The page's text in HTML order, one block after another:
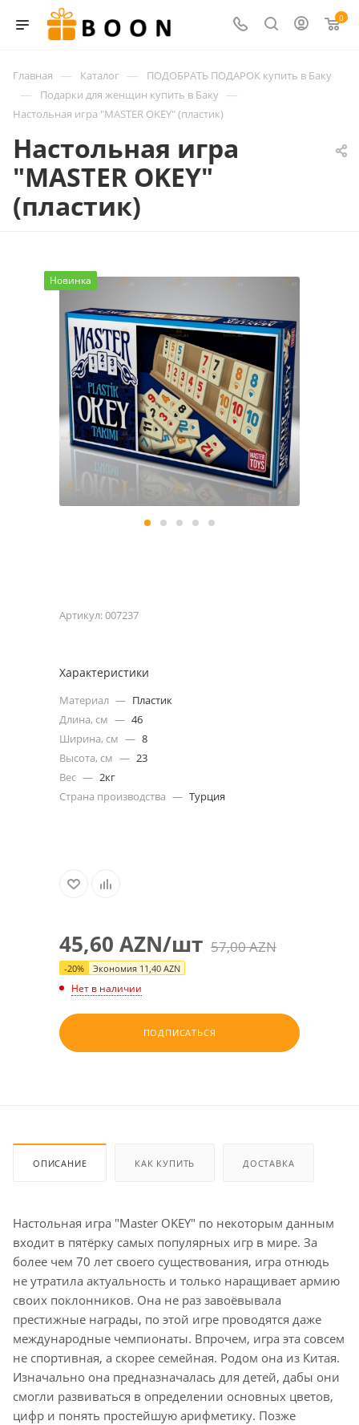
0
Главная — Каталог — ПОДОБРАТЬ ПОДАРОК купить в Баку
— Подарки для женщин купить в Баку —
Настольная игра "MASTER OKEY" (пластик)
Настольная игра
"MASTER OKEY"
(пластик)
Новинка
Артикул:007237
Характеристики
Материал — Пластик
Длина, см — 46
Ширина, см — 8
Высота, см — 23
Вес — 2кг
Страна производства — Турция
45,60 AZN/шт 57,00AZN
-20% Экономия 11,40 AZN
Нет в наличии
ПОДПИСАТЬСЯ
ОПИСАНИЕ КАК КУПИТЬ ДОСТАВКА
Настольная игра "Master OKEY" по некоторым данным
входит в пятёрку самых популярных игр в мире. За
более чем 70 лет своего существования, игра отнюдь
не утратила актуальность и только наращивает армию
своих поклонников. Она не раз завоёвывала
престижные награды, по этой игре проводятся даже
международные чемпионаты. Впрочем, игра эта совсем
не спортивная, а скорее семейная. Родом она из Китая.
Изначально она предназначалась для детей, дабы они
смогли развиваться в определении основных цветов,
цифр и понять простейшую арифметику. Позже